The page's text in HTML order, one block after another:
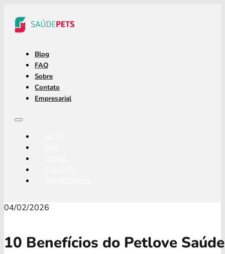
Blog
FAQ
Sobre
Contato
Empresarial
04/02/2026
10 Benefícios do Petlove